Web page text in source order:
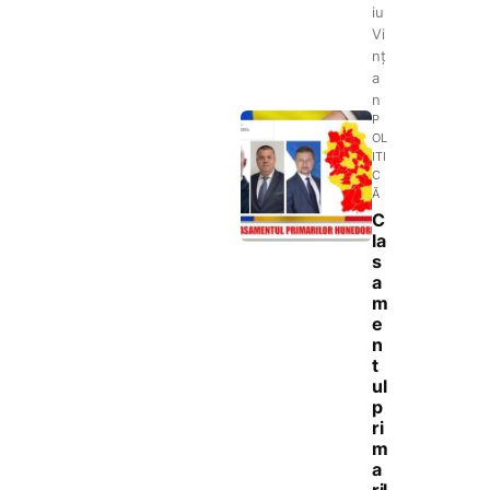
iu
Vi
nț
a
n
P
OL
ITI
C
Ă
C
la
s
a
m
e
n
t
ul
p
ri
m
a